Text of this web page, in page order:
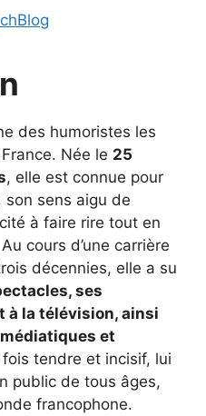
des humoristes les
Née le 25
, elle est connue pour
son sens aigu de
à faire rire tout en
cours d’une carrière
décennies, elle a su
ses
à la télévision, ainsi
et
tendre et incisif, lui
public de tous âges,
francophone.